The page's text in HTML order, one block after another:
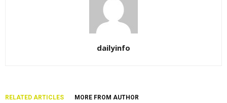
dailyinfo
RELATED ARTICLES MORE FROM AUTHOR